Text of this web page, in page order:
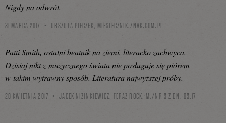
Nigdy na odwrót.
31 MARCA 2017 URSZULA PIECZEK, MIESIECZNIK.ZNAK.COM.PL
Patti Smith, ostatni beatnik na ziemi, literacko zachwyca.
Dzisiaj nikt z muzycznego świata nie posługuje się piórem
w takim wytrawny sposób. Literatura najwyższej próby.
26 KWIETNIA 2017 JACEK NIZINKIEWICZ, TERAZ ROCK, M./NR 5 Z DN. 05.17